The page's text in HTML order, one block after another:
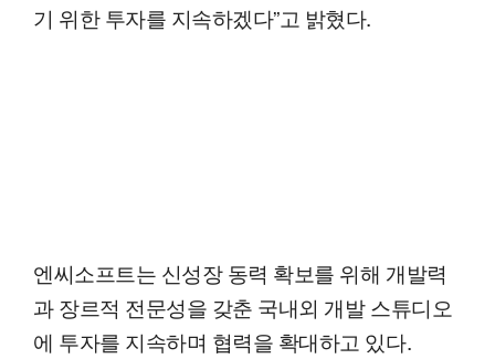
기 위한 투자를 지속하겠다”고 밝혔다.
엔씨소프트는 신성장 동력 확보를 위해 개발력
과 장르적 전문성을 갖춘 국내외 개발 스튜디오
에 투자를 지속하며 협력을 확대하고 있다.